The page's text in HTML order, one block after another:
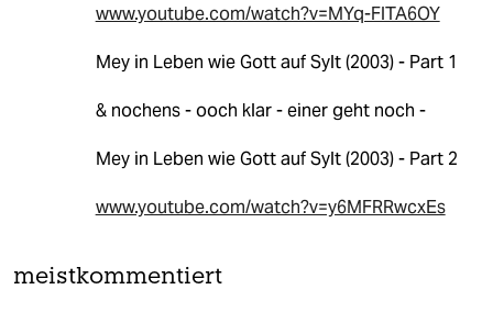
www.youtube.com/watch?v=MYq-FlTA6OY
Mey in Leben wie Gott auf Sylt (2003) - Part 1
& nochens - ooch klar - einer geht noch -
Mey in Leben wie Gott auf Sylt (2003) - Part 2
www.youtube.com/watch?v=y6MFRRwcxEs
meistkommentiert